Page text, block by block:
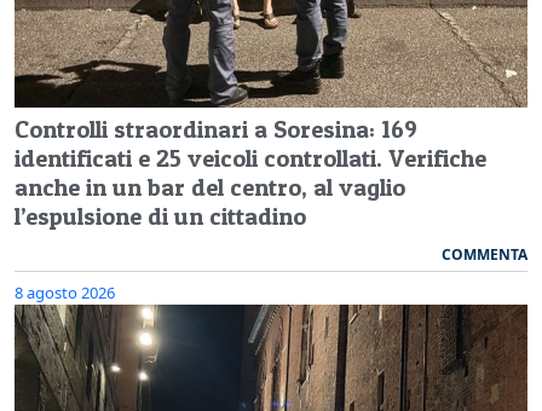
Controlli straordinari a Soresina: 169
identificati e 25 veicoli controllati. Verifiche
anche in un bar del centro, al vaglio
l’espulsione di un cittadino
COMMENTA
8 agosto 2026